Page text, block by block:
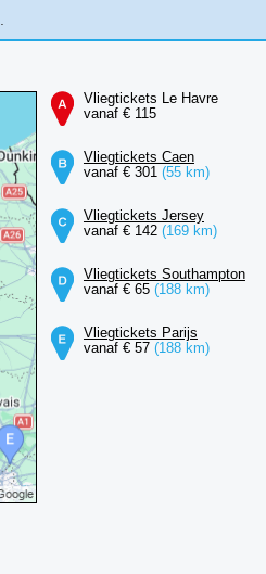
Vliegtickets Le Havre
vanaf € 115
Vliegtickets Caen
vanaf € 301 (55 km)
Vliegtickets Jersey
vanaf € 142 (169 km)
Vliegtickets Southampton
vanaf € 65 (188 km)
Vliegtickets Parijs
vanaf € 57 (188 km)